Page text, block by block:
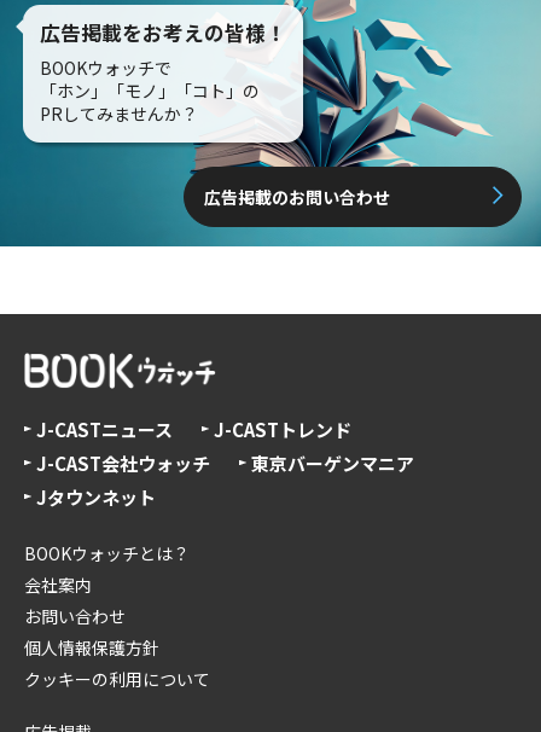
広告掲載をお考えの皆様！
BOOKウォッチで
「ホン」「モノ」「コト」の
PRしてみませんか？
広告掲載のお問い合わせ
J-CASTニュース
J-CASTトレンド
J-CAST会社ウォッチ
東京バーゲンマニア
Jタウンネット
BOOKウォッチとは？
会社案内
お問い合わせ
個人情報保護方針
クッキーの利用について